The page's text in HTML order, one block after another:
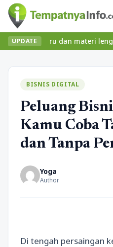
UPDATE
seru dan materi lengkap
BISNIS DIGITAL
Peluang
Kamu Coba
dan Tanpa
Yoga
Author
Di tengah persaingan